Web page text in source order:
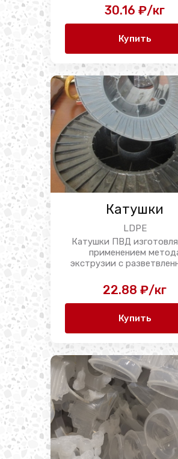
30.16 ₽/кг
Купить
Катушки
LDPE
Катушки ПВД
применением
экструзии с
22.88 ₽/кг
Купить